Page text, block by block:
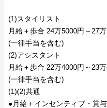
(1)スタイリスト
月給＋歩合 24万5000円～27
(一律手当を含む)
(2)アシスタント
月給＋歩合 22万4000円～23
(一律手当を含む)
(1)(2)共通
●月給＋インセンティブ・賞